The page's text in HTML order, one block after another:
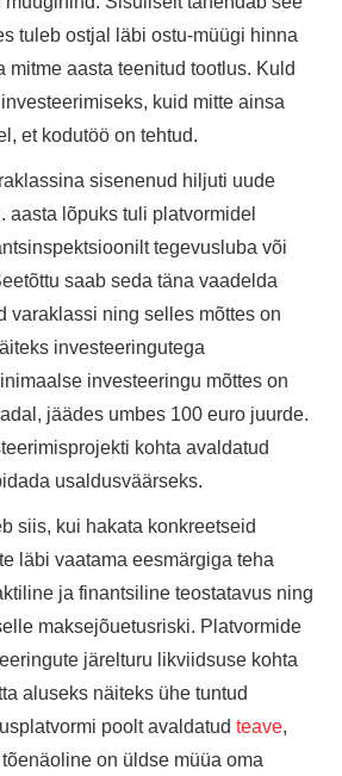
tuleb ostjal läbi ostu-müügi hinna
mitme aasta teenitud tootlus. Kuld
kuid mitte ainsa
et kodutöö on tehtud.
sisenenud hiljuti uude
aasta lõpuks tuli platvormidel
tegevusluba või
saab seda täna vaadelda
varaklassi ning selles mõttes on
investeeringutega
investeeringu mõttes on
jäädes umbes 100 euro juurde.
kohta avaldatud
usaldusväärseks.
siis, kui hakata konkreetseid
läbi vaatama eesmärgiga teha
ja finantsiline teostatavus ning
maksejõuetusriski. Platvormide
järelturu likviidsuse kohta
aluseks näiteks ühe tuntud
poolt avaldatudteave,
on üldse müüa oma